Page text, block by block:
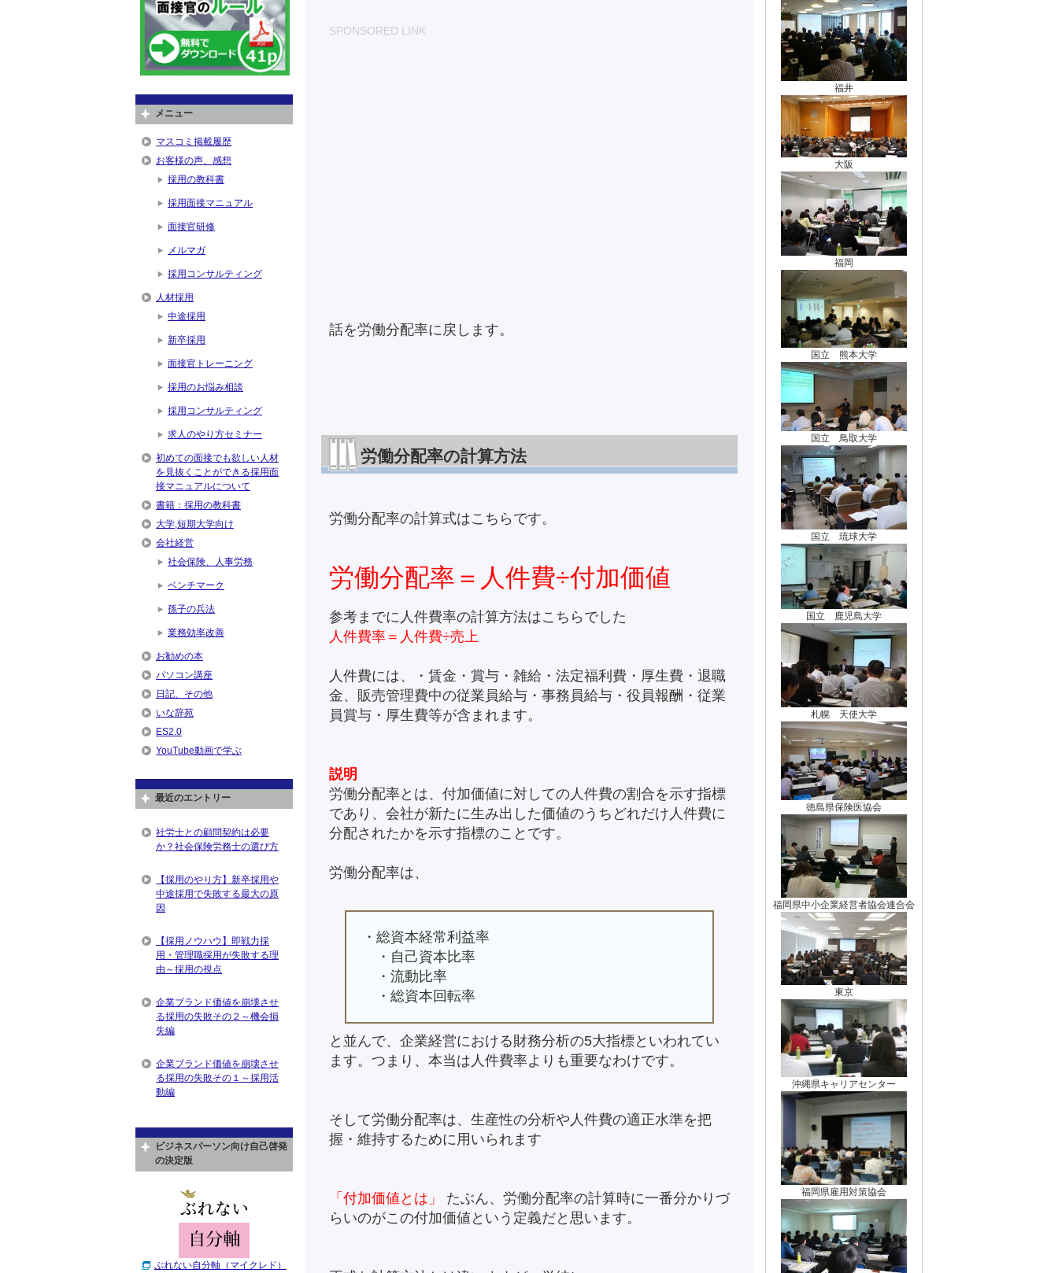
SPONSORED LINK
話を労働分配率に戻します。
労働分配率の計算方法
労働分配率の計算式はこちらです。
労働分配率＝人件費÷付加価値
参考までに人件費率の計算方法はこちらでした
人件費率＝人件費÷売上
人件費には、・賃金・賞与・雑給・法定福利費・厚生費・退職
金、販売管理費中の従業員給与・事務員給与・役員報酬・従業
員賞与・厚生費等が含まれます。
説明
労働分配率とは、付加価値に対しての人件費の割合を示す指標
であり、会社が新たに生み出した価値のうちどれだけ人件費に
分配されたかを示す指標のことです。
労働分配率は、
・総資本経常利益率
・自己資本比率
・流動比率
・総資本回転率
と並んで、企業経営における財務分析の5大指標といわれてい
ます。つまり、本当は人件費率よりも重要なわけです。
そして労働分配率は、生産性の分析や人件費の適正水準を把
握・維持するために用いられます
「付加価値とは」
たぶん、労働分配率の計算時に一番分かりづ
らいのがこの付加価値という定義だと思います。
メニュー
マスコミ掲載履歴
お客様の声、感想
採用の教科書
採用面接マニュアル
面接官研修
メルマガ
採用コンサルティング
人材採用
中途採用
新卒採用
面接官トレーニング
採用のお悩み相談
採用コンサルティング
求人のやり方セミナー
初めての面接でも欲しい人材
を見抜くことができる採用面
接マニュアルについて
書籍：採用の教科書
大学,短期大学向け
会社経営
社会保険、人事労務
ベンチマーク
孫子の兵法
業務効率改善
お勧めの本
パソコン講座
日記、その他
いな辞苑
ES2.0
YouTube動画で学ぶ
最近のエントリー
社労士との顧問契約は必要
か？社会保険労務士の選び方
【採用のやり方】新卒採用や
中途採用で失敗する最大の原
因
【採用ノウハウ】即戦力採
用・管理職採用が失敗する理
由～採用の視点
企業ブランド価値を崩壊させ
る採用の失敗その２～機会損
失編
企業ブランド価値を崩壊させ
る採用の失敗その１～採用活
動編
ビジネスパーソン向け自己啓発
の決定版
ぶれない自分軸（マイクレド）
福井
大阪
福岡
国立 熊本大学
国立 鳥取大学
国立 琉球大学
国立 鹿児島大学
札幌 天使大学
徳島県保険医協会
福岡県中小企業経営者協会連合会
東京
沖縄県キャリアセンター
福岡県雇用対策協会